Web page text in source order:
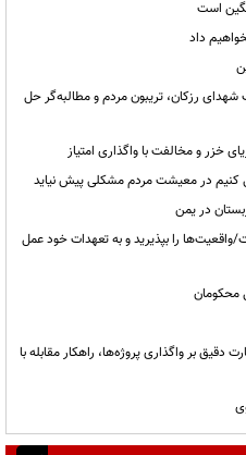
است
داد
رزکان، تریبون مردم و مطالبه‌گر حل
خزر و مخالفت با واگذاری امتیاز
می کنیم در معیشت مردم مشکلی پیش نیاید
در یمن
را بپذیرید و به تعهدات خود عمل
محکومان
دقیق بر واگذاری پروژه‌ها، راهکار مقابله با